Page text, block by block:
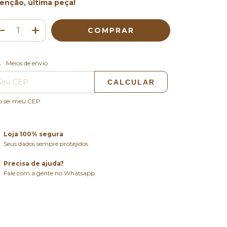
última peça!
para o CEP:
Meios de envio
CALCULAR
sei meu CEP
Loja 100% segura
Seus dados sempre protejidos
Precisa de ajuda?
Fale com a gente no Whatsapp